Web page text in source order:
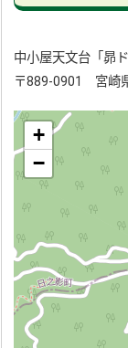
中小屋天文台「昴ド
〒889-0901 宮崎